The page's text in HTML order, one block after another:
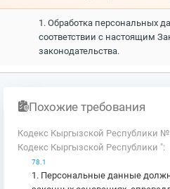
1. Обработка персональных
соответствии с настоящим
законодательства.
Похожие требования
Кодекс Кыргызской Республики №
Кодекс Кыргызской Республики ":
78.1
1. Персональные данные